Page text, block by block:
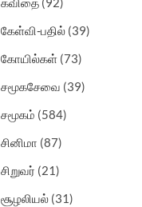
கேள்வி-பதில் (39)
கோயில்கள் (73)
சமூகசேவை (39)
சமூகம் (584)
சினிமா (87)
சிறுவர் (21)
சூழலியல் (31)